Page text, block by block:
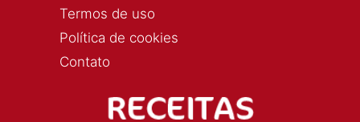
Termos de uso
Política de cookies
Contato